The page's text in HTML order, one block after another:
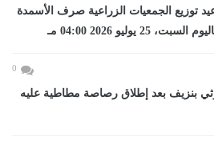
توزيع الجمعيات الزراعية صرف الأسمدة
يوليو 2026 04:00 مـ
0
بنزيف بعد إطلاق رصاصة مطاطية عليه